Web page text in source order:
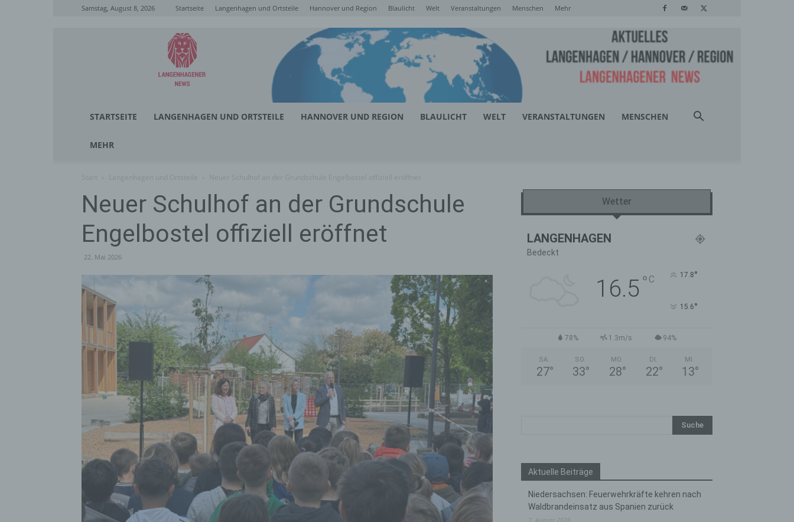
Samstag, August 8, 2026 Startseite Langenhagen und Ortsteile Hannover und Region Blaulicht Welt Veranstaltungen Menschen Mehr
Langenhagener
News
STARTSEITE LANGENHAGEN UND ORTSTEILE HANNOVER UND REGION BLAULICHT WELT VERANSTALTUNGEN MENSCHEN
MEHR
Neuer Schulhof an der Grundschule
Engelbostel offiziell eröffnet
22. Mai 2026
Wetter
LANGENHAGEN
Bedeckt
16.5° C 17.8°
15.6°
78% 1.3m/s 94%
SA.
27°
SO.
33°
MO.
28°
DI.
22°
MI.
13°
Aktuelle Beiträge
Niedersachsen: Feuerwehrkräfte kehren nach
Waldbrandeinsatz aus Spanien zurück
7. August 2026